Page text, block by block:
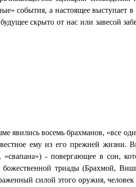
события, а настоящее выступает в
скрыто от нас или завесой
явились восемь брахманов, «все
ему из его прежней жизни.
- повергающее в сон,
божественной триады (Брахмой,
силой этого оружия, человек